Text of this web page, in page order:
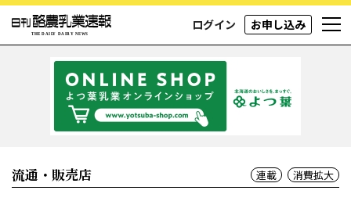
ログイン お申し込み
流通・販売店 連載 消費拡大